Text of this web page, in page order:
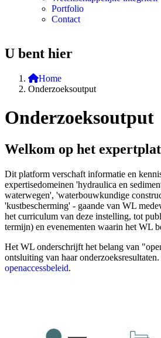
Portfolio
Contact
U bent hier
Home
Onderzoeksoutput
Onderzoeksoutput
Welkom op het
Dit platform verschaft informatie en
expertisedomeinen 'hydraulica en
waterwegen', 'waterbouwkundige
'kustbescherming' - gaande van WL
het curriculum van deze instelling, tot
termijn) en evenementen waarin het WL
Het WL onderschrijft het belang van
ontsluiting van haar
openaccessbeleid.